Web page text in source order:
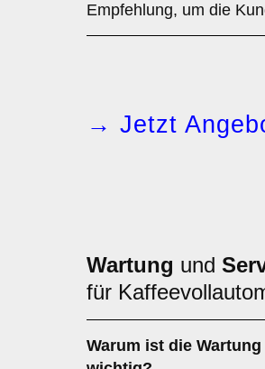
Empfehlung, um die
→ Jetzt
Wartung und
für
Warum ist die Wartung